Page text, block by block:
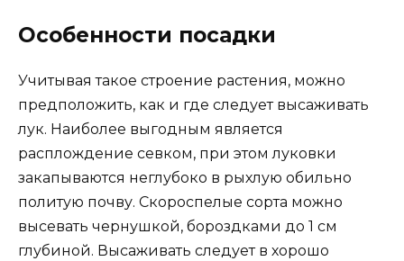
Особенности посадки
Учитывая такое строение растения, можно
предположить, как и где следует высаживать
лук. Наиболее выгодным является
расплождение севком, при этом луковки
закапываются неглубоко в рыхлую обильно
политую почву. Скороспелые сорта можно
высевать чернушкой, бороздками до 1 см
глубиной. Высаживать следует в хорошо